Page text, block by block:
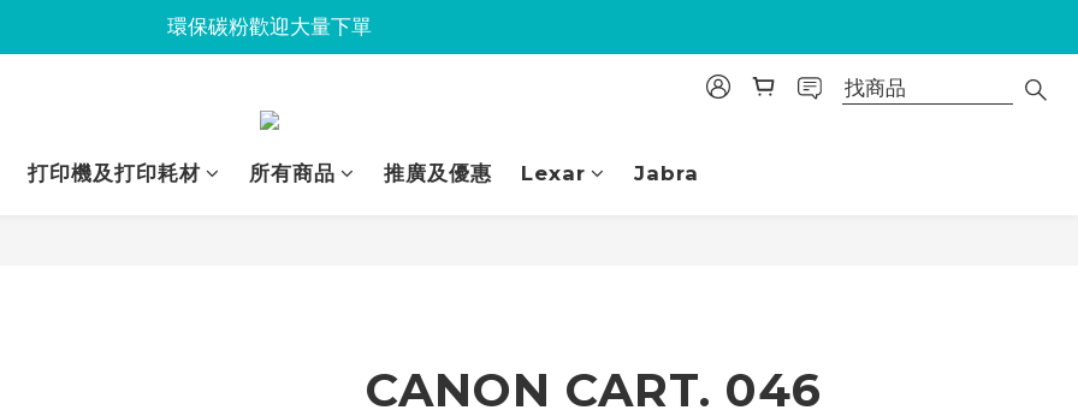
Jabra會議設備企業優惠已抵達Union
環保碳粉歡迎大量下單
打印機及打印耗材 所有商品 推廣及優惠 Lexar Jabra
CANON CART. 046